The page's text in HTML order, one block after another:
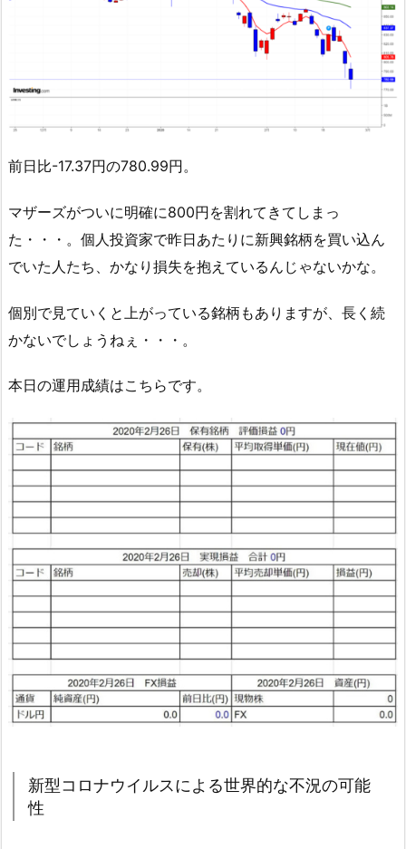
前日比-17.37円の780.99円。
マザーズがついに明確に800円を割れてきてしまっ
た・・・。個人投資家で昨日あたりに新興銘柄を買い込ん
でいた人たち、かなり損失を抱えているんじゃないかな。
個別で見ていくと上がっている銘柄もありますが、長く続
かないでしょうねぇ・・・。
本日の運用成績はこちらです。
新型コロナウイルスによる世界的な不況の可能
性